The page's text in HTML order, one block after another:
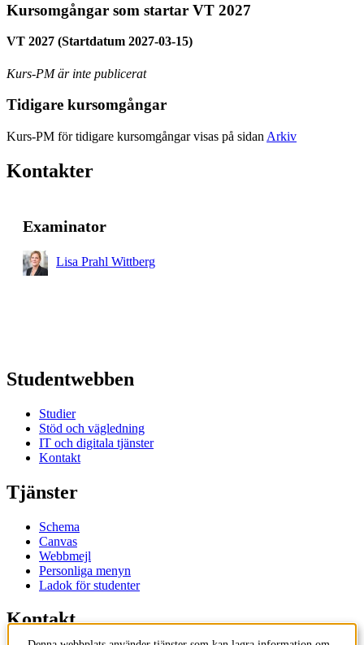
Kursomgångar som startar VT 2027
VT 2027 (Startdatum 2027-03-15)
Kurs-PM är inte publicerat
Tidigare kursomgångar
Kurs-PM för tidigare kursomgångar visas på sidan Arkiv
Kontakter
Examinator
Lisa Prahl Wittberg
Studentwebben
Studier
Stöd och vägledning
IT och digitala tjänster
Kontakt
Tjänster
Schema
Canvas
Webbmejl
Personliga menyn
Ladok för studenter
Kontakt